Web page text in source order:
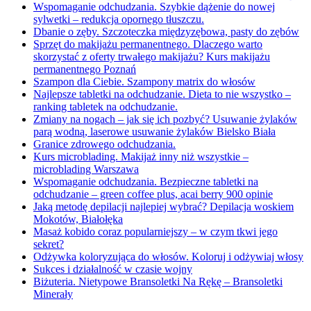
Wspomaganie odchudzania. Szybkie dążenie do nowej
sylwetki – redukcja opornego tłuszczu.
Dbanie o zęby. Szczoteczka międzyzębowa, pasty do zębów
Sprzęt do makijażu permanentnego. Dlaczego warto
skorzystać z oferty trwałego makijażu? Kurs makijażu
permanentnego Poznań
Szampon dla Ciebie. Szampony matrix do włosów
Najlepsze tabletki na odchudzanie. Dieta to nie wszystko –
ranking tabletek na odchudzanie.
Zmiany na nogach – jak się ich pozbyć? Usuwanie żylaków
parą wodną, laserowe usuwanie żylaków Bielsko Biała
Granice zdrowego odchudzania.
Kurs microblading. Makijaż inny niż wszystkie –
microblading Warszawa
Wspomaganie odchudzania. Bezpieczne tabletki na
odchudzanie – green coffee plus, acai berry 900 opinie
Jaką metodę depilacji najlepiej wybrać? Depilacja woskiem
Mokotów, Białołęka
Masaż kobido coraz popularniejszy – w czym tkwi jego
sekret?
Odżywka koloryzująca do włosów. Koloruj i odżywiaj włosy
Sukces i działalność w czasie wojny
Biżuteria. Nietypowe Bransoletki Na Rękę – Bransoletki
Minerały